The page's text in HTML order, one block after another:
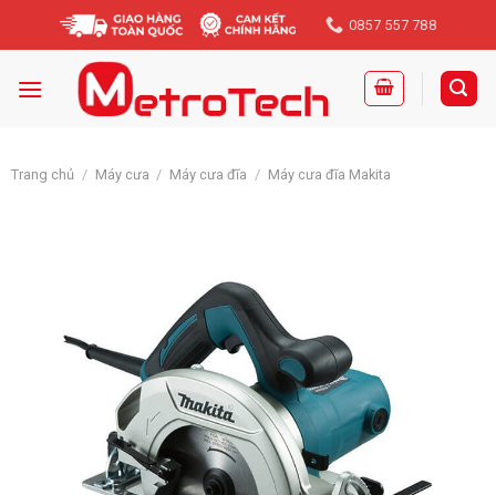
0857 557 788
Trang chủ / Máy cưa / Máy cưa đĩa / Máy cưa đĩa Makita